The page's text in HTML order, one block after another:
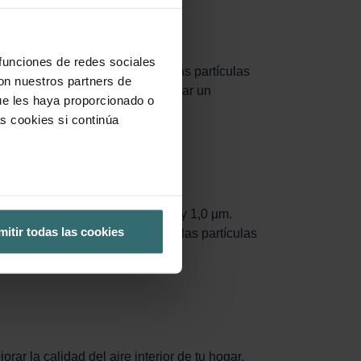
de redes sociales
nuestros partners de
les haya proporcionado o
cookies si continúa
todas las cookies
la superficie, capturando más partículas
Es importante realizar un
de las partículas entre 0,3 y 1,0 µm.
del aire al menos el 60% de las partículas
la calidad del aire interior de tu hogar.